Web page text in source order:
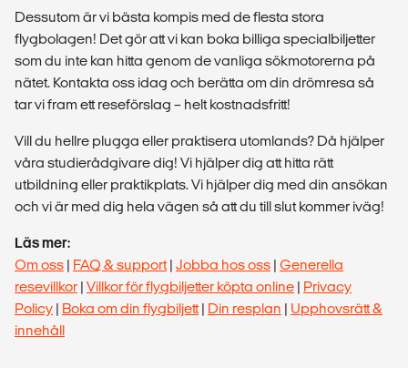
Dessutom är vi bästa kompis med de flesta stora
flygbolagen! Det gör att vi kan boka billiga specialbiljetter
som du inte kan hitta genom de vanliga sökmotorerna på
nätet. Kontakta oss idag och berätta om din drömresa så
tar vi fram ett reseförslag – helt kostnadsfritt!
Vill du hellre plugga eller praktisera utomlands? Då hjälper
våra studierådgivare dig! Vi hjälper dig att hitta rätt
utbildning eller praktikplats. Vi hjälper dig med din ansökan
och vi är med dig hela vägen så att du till slut kommer iväg!
Läs mer:
Om oss | FAQ & support| Jobba hos oss | Generella
resevillkor | Villkor för flygbiljetter köpta online | Privacy
Policy | Boka om din flygbiljett| Din resplan | Upphovsrätt &
innehåll